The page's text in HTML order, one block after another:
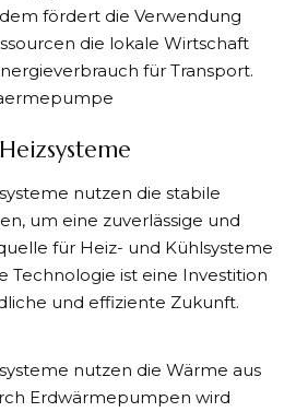
fördert die Verwendung
die lokale Wirtschaft
für Transport.
nutzen die stabile
um eine zuverlässige und
für Heiz- und Kühlsysteme
Technologie ist eine Investition
und effiziente Zukunft.
nutzen die Wärme aus
Erdwärmepumpen wird